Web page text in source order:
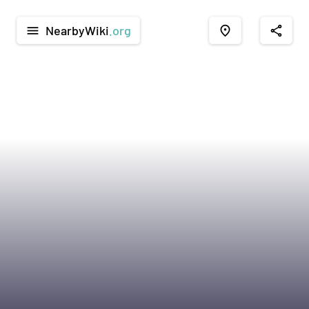
menu NearbyWiki .org place share